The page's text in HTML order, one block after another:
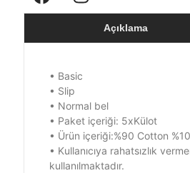
Açıklama
• Basic
• Slip
• Normal bel
• Paket içeriği: 5xKülot
• Ürün içeriği:%90 Cotton
• Kullanıcıya rahatsızlık
kullanılmaktadır.